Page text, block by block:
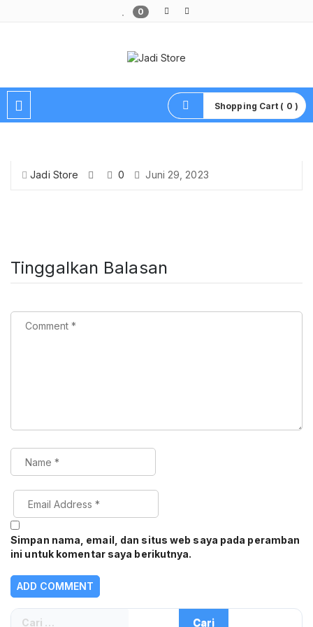
0
Shopping Cart ( 0 )
Jadi Store 0 Juni 29, 2023
Tinggalkan Balasan
Simpan nama, email, dan situs web saya pada peramban
ini untuk komentar saya berikutnya.
Cari